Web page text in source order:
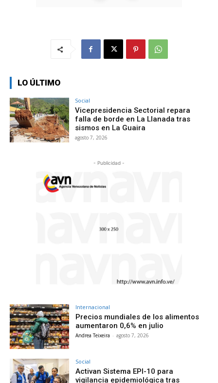
LO ÚLTIMO
Social
Vicepresidencia Sectorial repara
falla de borde en La Llanada tras
sismos en La Guaira
agosto 7, 2026
- Publicidad -
Internacional
Precios mundiales de los alimentos
aumentaron 0,6% en julio
Andrea Teixeira - agosto 7, 2026
Social
Activan Sistema EPI-10 para
vigilancia epidemiológica tras